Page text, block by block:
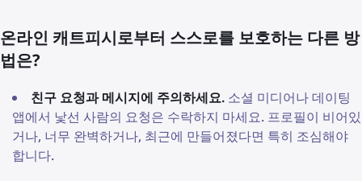
온라인 캐트피시로부터 스스로를 보호하는 다른 방
법은?
친구 요청과 메시지에 주의하세요. 소셜 미디어나 데이팅
앱에서 낯선 사람의 요청은 수락하지 마세요. 프로필이 비어있
거나, 너무 완벽하거나, 최근에 만들어졌다면 특히 조심해야
합니다.